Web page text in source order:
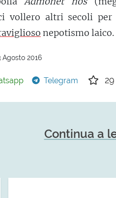
vollero altri secoli per
nepotismo laico.
2016
Telegram 29
Continua a